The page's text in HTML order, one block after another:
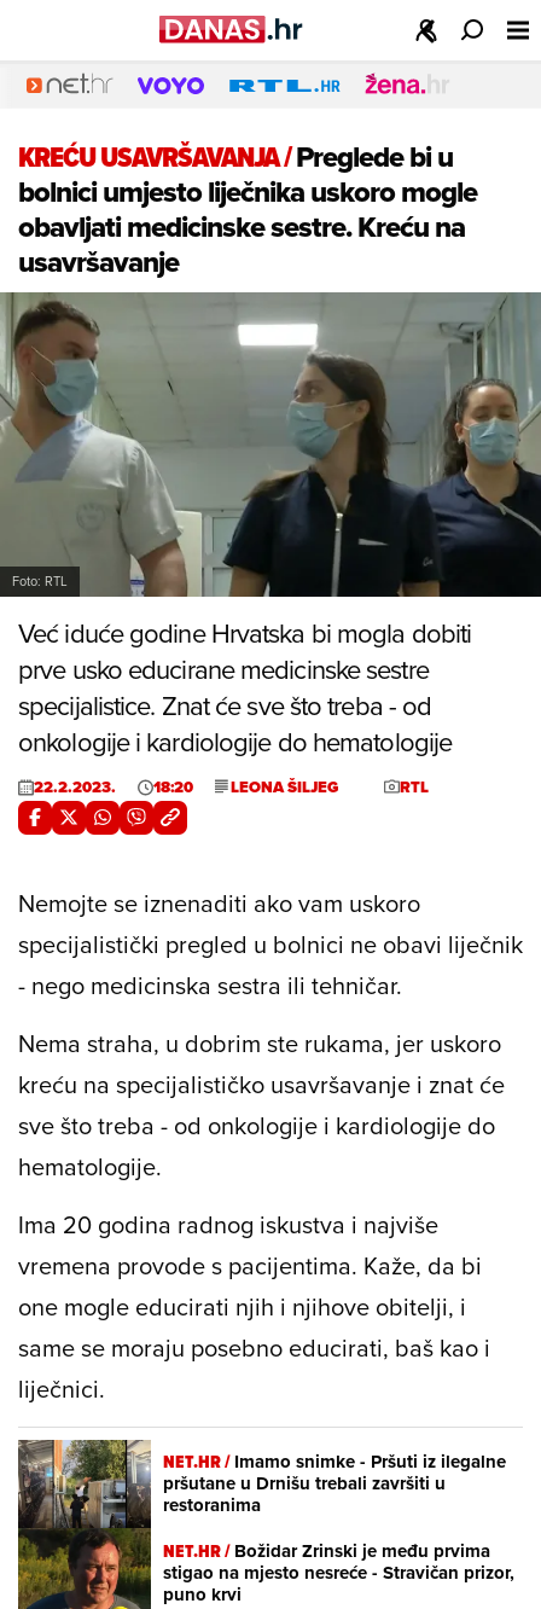
KREĆU USAVRŠAVANJA/Preglede bi u
bolnici umjesto liječnika uskoro mogle
obavljati medicinske sestre. Kreću na
usavršavanje
Foto: RTL
Već iduće godine Hrvatska bi mogla dobiti
prve usko educirane medicinske sestre
specijalistice. Znat će sve što treba - od
onkologije i kardiologije do hematologije
22.2.2023. 18:20 LEONA ŠILJEG RTL
Nemojte se iznenaditi ako vam uskoro
specijalistički pregled u bolnici ne obavi liječnik
- nego medicinska sestra ili tehničar.
Nema straha, u dobrim ste rukama, jer uskoro
kreću na specijalističko usavršavanje i znat će
sve što treba - od onkologije i kardiologije do
hematologije.
Ima 20 godina radnog iskustva i najviše
vremena provode s pacijentima. Kaže, da bi
one mogle educirati njih i njihove obitelji, i
same se moraju posebno educirati, baš kao i
liječnici.
NET.HR /Imamo snimke - Pršuti iz ilegalne
pršutane u Drnišu trebali završiti u
restoranima
NET.HR /Božidar Zrinski je među prvima
stigao na mjesto nesreće - Stravičan prizor,
puno krvi